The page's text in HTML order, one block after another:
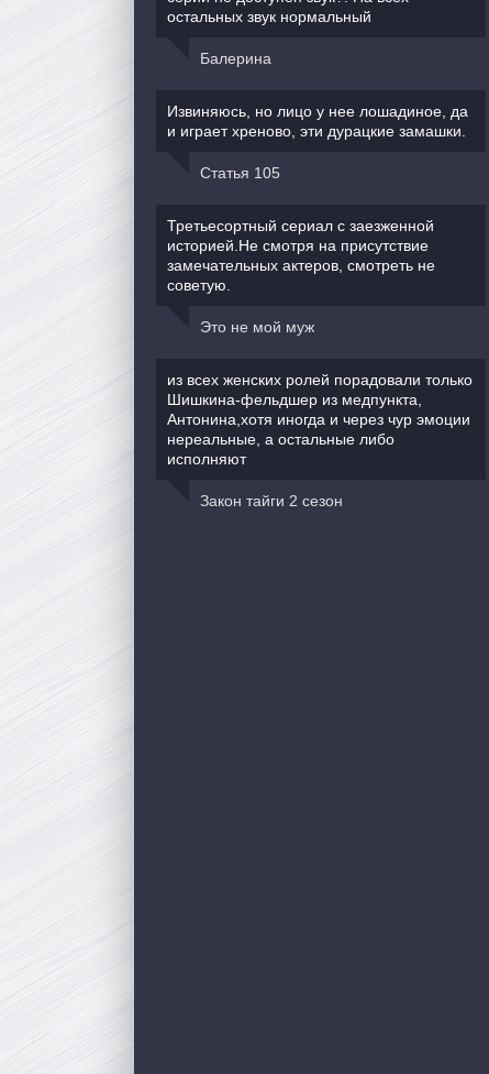
остальных звук нормальный
Балерина
Извиняюсь, но лицо у нее лошадиное, да
и играет хреново, эти дурацкие замашки.
Статья 105
Третьесортный сериал с заезженной
историей.Не смотря на присутствие
замечательных актеров, смотреть не
советую.
Это не мой муж
из всех женских ролей порадовали только
Шишкина-фельдшер из медпункта,
Антонина,хотя иногда и через чур эмоции
нереальные, а остальные либо
исполняют
Закон тайги 2 сезон